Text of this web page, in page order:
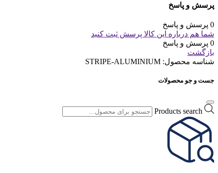
پرسش و پاسخ
0 پرسش و پاسخ
شما هم درباره این کالا پرسش ثبت کنید
0 پرسش و پاسخ
بازگشت
شناسه محصول: STRIPE-ALUMINIUM
جست و جو محصولات
Products search